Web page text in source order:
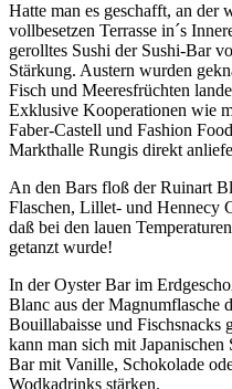
Hatte man es geschafft, an der
vollbesetzen Terrasse in´s
gerolltes Sushi der Sushi-Bar
Stärkung. Austern wurden
Fisch und Meeresfrüchten
Exklusive Kooperationen wie
Faber-Castell und Fashion
Markthalle Rungis direkt
An den Bars floß der Ruinart
Flaschen, Lillet- und Hennecy
daß bei den lauen
getanzt wurde!
In der Oyster Bar im
Blanc aus der Magnumflasche
Bouillabaisse und Fischsnacks
kann man sich mit
Bar mit Vanille, Schokolade
Wodkadrinks stärken.